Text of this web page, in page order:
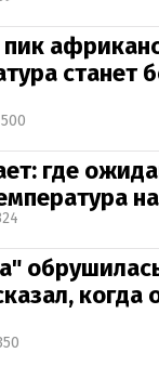
станет
где